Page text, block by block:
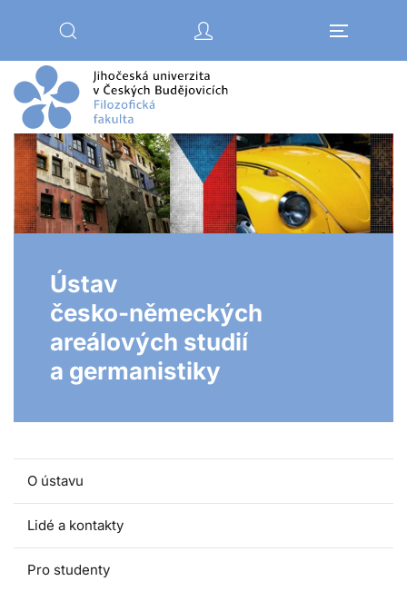
Ústav
česko-německých
areálových studií
a germanistiky
O ústavu
Lidé a kontakty
Pro studenty